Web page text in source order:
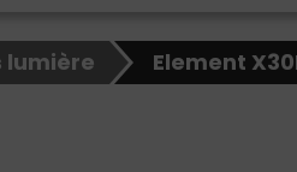
lumière Element